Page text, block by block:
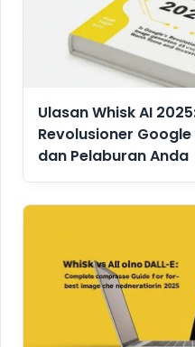
Ulasan Whisk AI
Revolusioner
dan Pelaburan Anda